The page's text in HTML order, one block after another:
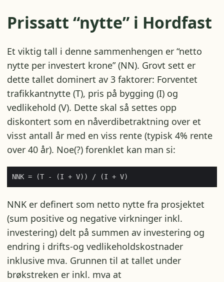
Prissatt “nytte” i Hordfast
Et viktig tall i denne sammenhengen er “netto
nytte per investert krone” (NN). Grovt sett er
dette tallet dominert av 3 faktorer: Forventet
trafikkantnytte (T), pris på bygging (I) og
vedlikehold (V). Dette skal så settes opp
diskontert som en nåverdibetraktning over et
visst antall år med en viss rente (typisk 4% rente
over 40 år). Noe(?) forenklet kan man si:
NNK er definert som netto nytte fra prosjektet
(sum positive og negative virkninger inkl.
investering) delt på summen av investering og
endring i drifts-og vedlikeholdskostnader
inklusive mva. Grunnen til at tallet under
brøkstreken er inkl. mva at